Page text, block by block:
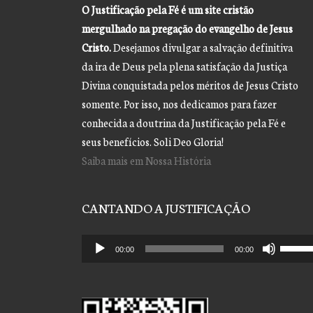
O Justificação pela Fé é um site cristão
mergulhado na pregação do evangelho de Jesus
Cristo.Desejamos divulgar a salvação definitiva
da ira de Deus pela plena satisfação da Justiça
Divina conquistada pelos méritos de Jesus Cristo
somente. Por isso, nos dedicamos para fazer
conhecida a doutrina da Justificação pela Fé e
seus benefícios. Soli Deo Gloria!
Saiba mais em Nossa História
CANTANDO A JUSTIFICAÇÃO
Tocador00:00 00:00
Use